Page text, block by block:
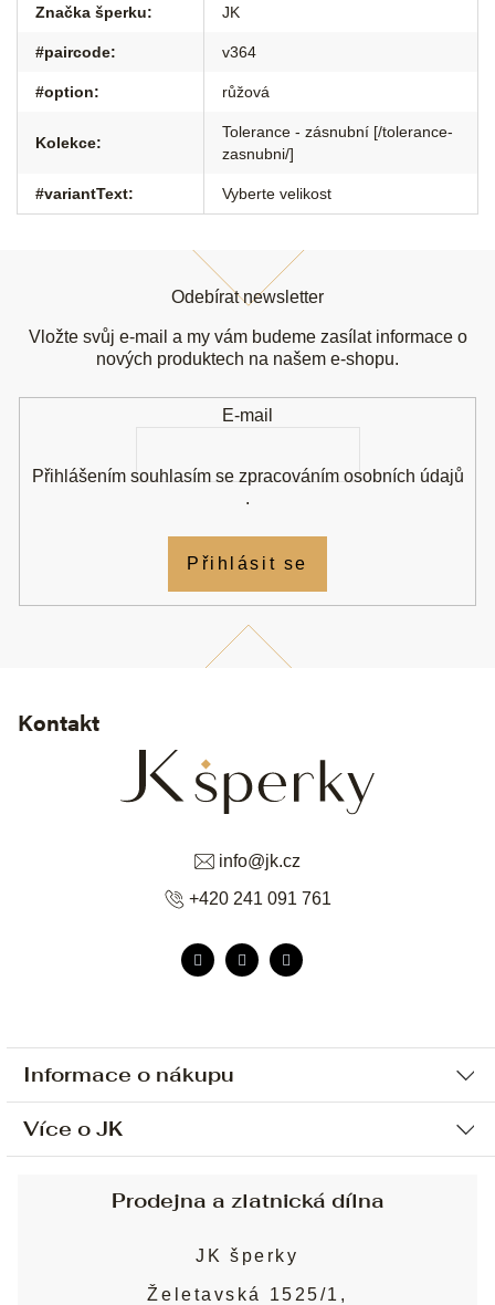
Značka šperku: JK
#paircode: v364
#option: růžová
Kolekce:
Tolerance - zásnubní [/tolerance-
zasnubni/]
#variantText: Vyberte velikost
Informace o nákupu
Ochrana osobních údajů
Sjednání osobní schůzky
Obchodní podmínky
Puncovní značky
Více o JK
Kontakt
info@jk.cz
+420 241 091 761
Odebírat newsletter
Vložte svůj e-mail a my vám budeme zasílat informace o
nových produktech na našem e-shopu.
E-mail
Přihlášením souhlasím se zpracováním osobních údajů
.
Přihlásit se
Prodejna a zlatnická dílna
JK šperky
Želetavská 1525/1,